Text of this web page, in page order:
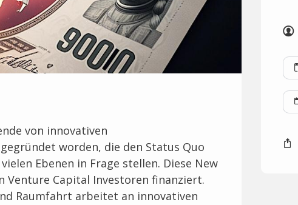
von innovativen
worden, die den Status Quo
Ebenen in Frage stellen. Diese New
Venture Capital Investoren finanziert.
Raumfahrt arbeitet an innovativen